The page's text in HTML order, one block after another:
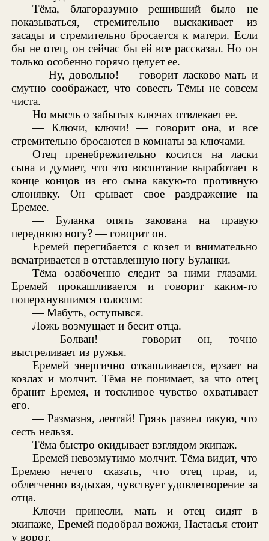
Тёма, благоразумно решивший было не
показываться, стремительно выскакивает из
засады и стремительно бросается к матери. Если
бы не отец, он сейчас бы ей все рассказал. Но он
только особенно горячо целует ее.
— Ну, довольно! — говорит ласково мать и
смутно соображает, что совесть Тёмы не совсем
чиста.
Но мысль о забытых ключах отвлекает ее.
— Ключи, ключи! — говорит она, и все
стремительно бросаются в комнаты за ключами.
Отец пренебрежительно косится на ласки
сына и думает, что это воспитание выработает в
конце концов из его сына какую-то противную
слюнявку. Он срывает свое раздражение на
Еремее.
— Буланка опять закована на правую
переднюю ногу? — говорит он.
Еремей перегибается с козел и внимательно
всматривается в отставленную ногу Буланки.
Тёма озабоченно следит за ними глазами.
Еремей прокашливается и говорит каким-то
поперхнувшимся голосом:
— Мабуть, оступывся.
Ложь возмущает и бесит отца.
— Болван! — говорит он, точно
выстреливает из ружья.
Еремей энергично откашливается, ерзает на
козлах и молчит. Тёма не понимает, за что отец
бранит Еремея, и тоскливое чувство охватывает
его.
— Размазня, лентяй! Грязь развел такую, что
сесть нельзя.
Тёма быстро окидывает взглядом экипаж.
Еремей невозмутимо молчит. Тёма видит, что
Еремею нечего сказать, что отец прав, и,
облегченно вздыхая, чувствует удовлетворение за
отца.
Ключи принесли, мать и отец сидят в
экипаже, Еремей подобрал вожжи, Настасья стоит
у ворот.